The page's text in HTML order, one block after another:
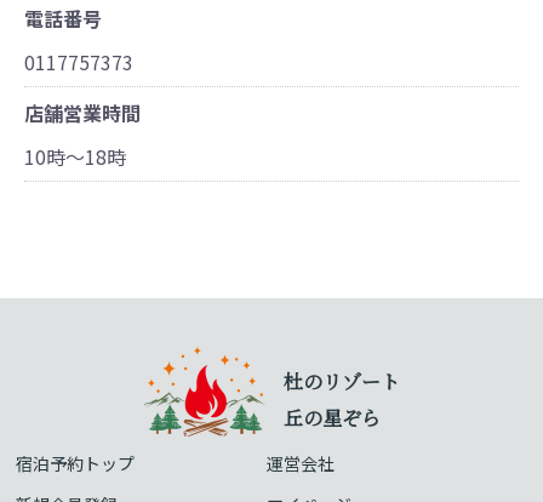
電話番号
0117757373
店舗営業時間
10時～18時
杜のリゾート
丘の星ぞら
宿泊予約トップ
運営会社